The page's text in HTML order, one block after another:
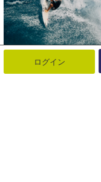
ログイン